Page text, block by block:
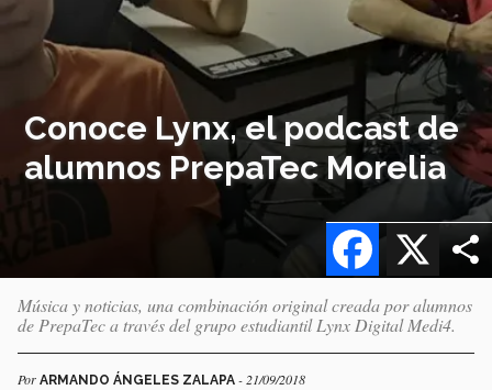
Conoce Lynx, el podcast de
alumnos PrepaTec Morelia
X
Facebook
Música y noticias, una combinación original creada por alumnos
de PrepaTec a través del grupo estudiantil Lynx Digital Medi4.
Por ARMANDO ÁNGELES ZALAPA - 21/09/2018